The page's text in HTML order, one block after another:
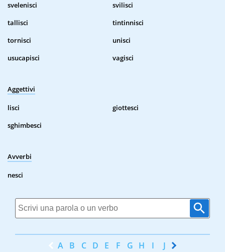
svelenisci
svilisci
tallisci
tintinnisci
tornisci
unisci
usucapisci
vagisci
Aggettivi
lisci
giottesci
sghimbesci
Avverbi
nesci
A B C D E F G H I J K